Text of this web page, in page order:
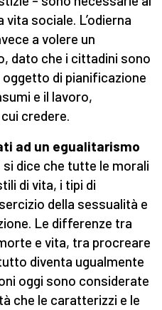
sociale. L’odierna
a volere un
dato che i cittadini sono
di pianificazione
e il lavoro,
credere.
ad un egualitarismo
si dice che tutte le morali
di vita, i tipi di
della sessualità e
Le differenze tra
e vita, tra procreare
diventa ugualmente
oggi sono considerate
che le caratterizzi e le